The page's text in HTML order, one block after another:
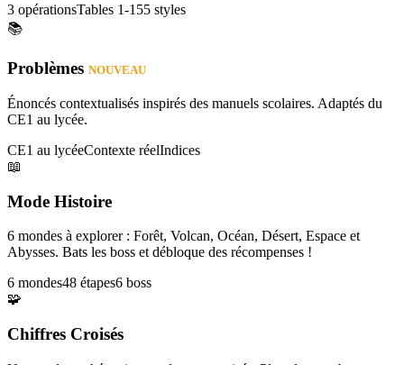
3 opérationsTables 1-155 styles
📚
Problèmes NOUVEAU
Énoncés contextualisés inspirés des manuels scolaires. Adaptés du
CE1 au lycée.
CE1 au lycéeContexte réelIndices
📖
Mode Histoire
6 mondes à explorer : Forêt, Volcan, Océan, Désert, Espace et
Abysses. Bats les boss et débloque des récompenses !
6 mondes48 étapes6 boss
🧩
Chiffres Croisés